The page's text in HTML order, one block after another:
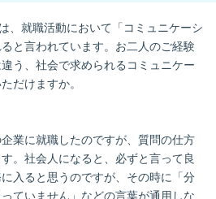
就職活動において「コミュニケーシ
と言われています。お二人のご経験
う、社会で求められるコミュニケー
だけますか。
業に就職したのですが、質問の仕方
。社会人になると、必ずと言って良
入ると思うのですが、その時に「分
ていません」などの言葉が通用しな